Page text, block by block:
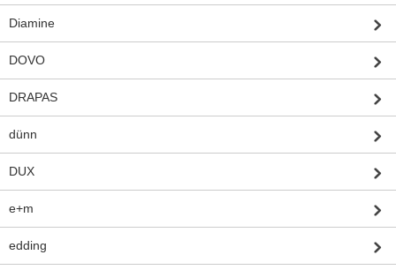
Diamine
DOVO
DRAPAS
dünn
DUX
e+m
edding